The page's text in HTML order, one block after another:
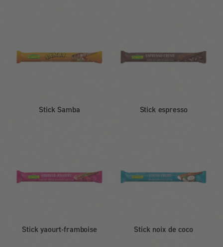
Stick Samba Stick espresso
Stick yaourt-framboise Stick noix de coco